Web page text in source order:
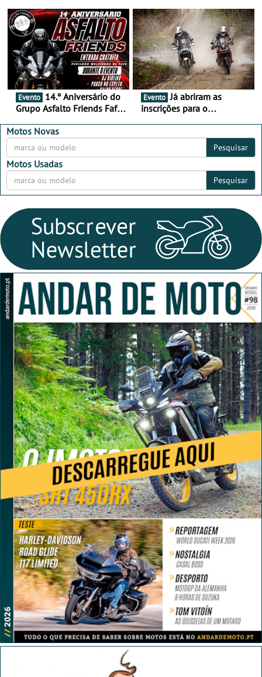
16 de agosto
duas rodas invade o Baixo
Alentejo
Evento
Grupo Asfalto Friends Fafe,
2026
Evento Já abriram as
inscrições para o
Motos Novas
Pesquisar
Motos Usadas
Pesquisar